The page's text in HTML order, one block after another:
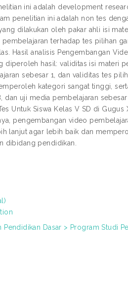
ini adalah development
penelitian ini adalah non tes
dilakukan oleh pakar ahli isi
terhadap tes pilihan
Hasil analisis Pengembangan
diperoleh hasil: validitas isi materi
sebesar 1, dan validitas tes
kategori sangat tinggi,
uji media pembelajaran sebesar
Untuk Siswa Kelas V SD di Gugus
pengembangan video
lanjut agar lebih baik dan
dibidang pendidikan.
Pendidikan Dasar > Program Studi